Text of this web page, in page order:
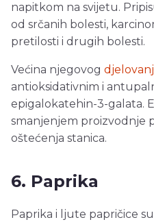
napitkom na svijetu.
od srčanih bolesti,
pretilosti i drugih bolesti.
Većina njegovog
antioksidativnim i
epigalokatehin-3-galata.
smanjenjem proizvodnje
oštećenja stanica.
6. Paprika
Paprika i ljute papričice